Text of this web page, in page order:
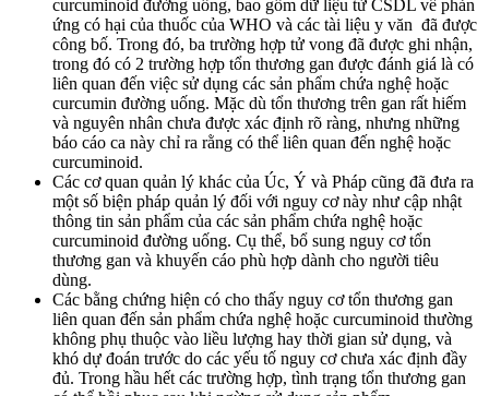
curcuminoid đường uống, bao gồm dữ liệu từ CSDL về phản
ứng có hại của thuốc của WHO và các tài liệu y văn đã được
công bố. Trong đó, ba trường hợp tử vong đã được ghi nhận,
trong đó có 2 trường hợp tổn thương gan được đánh giá là có
liên quan đến việc sử dụng các sản phẩm chứa nghệ hoặc
curcumin đường uống. Mặc dù tổn thương trên gan rất hiếm
và nguyên nhân chưa được xác định rõ ràng, nhưng những
báo cáo ca này chỉ ra rằng có thể liên quan đến nghệ hoặc
curcuminoid.
Các cơ quan quản lý khác của Úc, Ý và Pháp cũng đã đưa ra
một số biện pháp quản lý đối với nguy cơ này như cập nhật
thông tin sản phẩm của các sản phẩm chứa nghệ hoặc
curcuminoid đường uống. Cụ thể, bổ sung nguy cơ tổn
thương gan và khuyến cáo phù hợp dành cho người tiêu
dùng.
Các bằng chứng hiện có cho thấy nguy cơ tổn thương gan
liên quan đến sản phẩm chứa nghệ hoặc curcuminoid thường
không phụ thuộc vào liều lượng hay thời gian sử dụng, và
khó dự đoán trước do các yếu tố nguy cơ chưa xác định đầy
đủ. Trong hầu hết các trường hợp, tình trạng tổn thương gan